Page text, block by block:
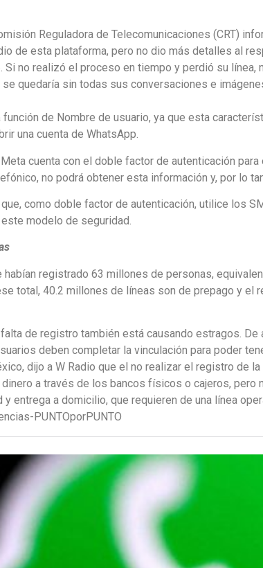
Reguladora de Telecomunicaciones (CRT)
de esta plataforma, pero no dio más detalles al
no realizó el proceso en tiempo y perdió su línea,
quedaría sin todas sus conversaciones e
de Nombre de usuario, ya que esta
una cuenta de WhatsApp.
cuenta con el doble factor de autenticación
no podrá obtener esta información y, por lo
como doble factor de autenticación, utilice los
modelo de seguridad.
registrado 63 millones de personas,
total, 40.2 millones de líneas son de prepago y el
de registro también está causando estragos. De
deben completar la vinculación para poder
dijo a W Radio que el no realizar el registro de
a través de los bancos físicos o cajeros, pero
a domicilio, que requieren de una línea
PUNTOporPUNTO